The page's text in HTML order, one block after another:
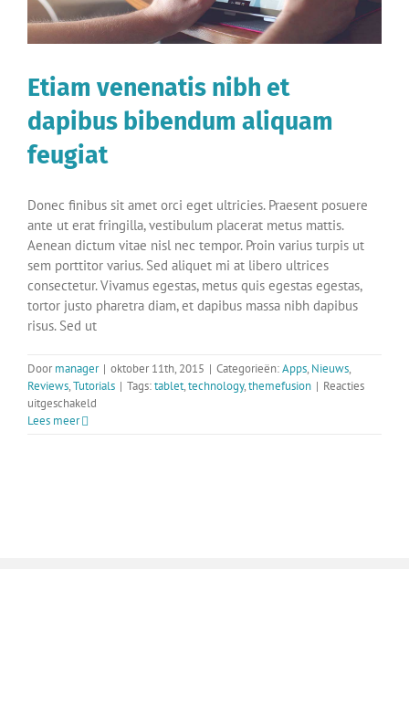
Etiam venenatis nibh et
dapibus bibendum aliquam
feugiat
Donec finibus sit amet orci eget ultricies. Praesent posuere
ante ut erat fringilla, vestibulum placerat metus mattis.
Aenean dictum vitae nisl nec tempor. Proin varius turpis ut
sem porttitor varius. Sed aliquet mi at libero ultrices
consectetur. Vivamus egestas, metus quis egestas egestas,
tortor justo pharetra diam, et dapibus massa nibh dapibus
risus. Sed ut
Doormanager | oktober 11th, 2015 | Categorieën:Apps, Nieuws,
Reviews,Tutorials | Tags:tablet,technology,themefusion | Reacties
uitgeschakeld
Lees meer